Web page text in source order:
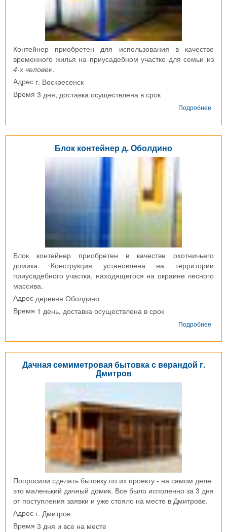
Контейнер приобретен для использования в качестве
временного жилья на приусадебном участке для семьи из
4-х человек.
Адрес г. Воскресенск
Время 3 дня, доставка осуществлена в срок
Подробнее
Блок контейнер д. Оболдино
Блок контейнер приобретен в качестве охотничьего
домика. Конструкция установлена на территории
приусадебного участка, находящегося на окраине лесного
массива.
Адрес деревня Оболдино
Время 1 день, доставка осуществлена в срок
Подробнее
Дачная семиметровая бытовка с верандой г.
Дмитров
Попросили сделать бытовку по их проекту - на самом деле
это маленький дачный домик. Все было исполенно за 3 дня
от поступления заявки и уже стояло на месте в Дмитрове.
Адрес г. Дмитров
Время 3 дня и все на месте